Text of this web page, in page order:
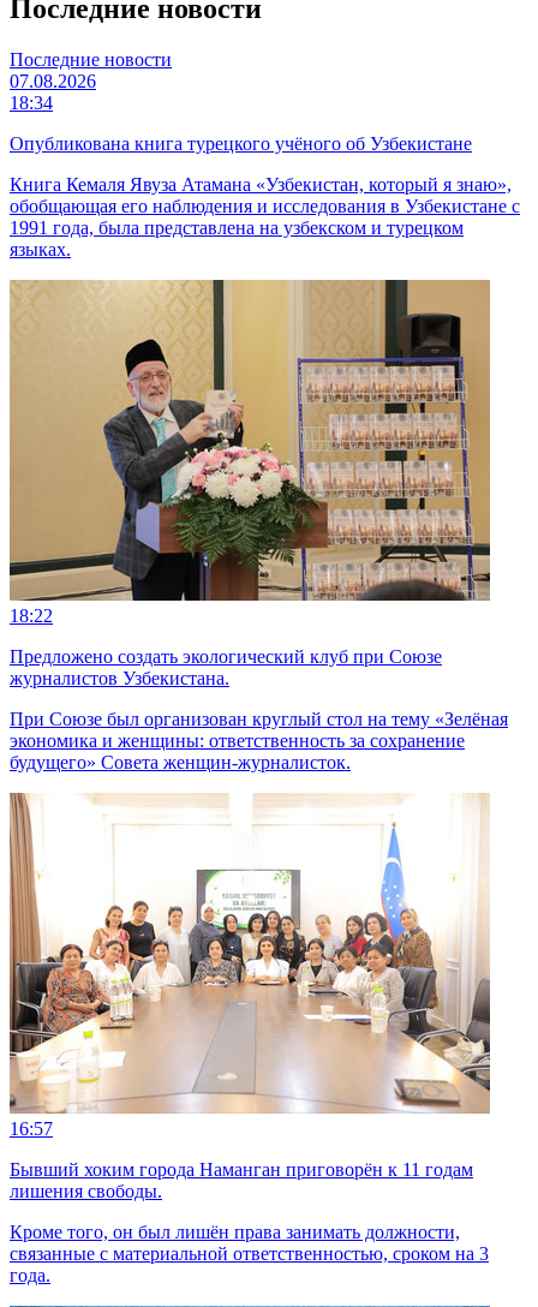
Последние новости
Последние новости
07.08.2026
18:34
Опубликована книга турецкого учёного об Узбекистане
Книга Кемаля Явуза Атамана «Узбекистан, который я знаю»,
обобщающая его наблюдения и исследования в Узбекистане с
1991 года, была представлена на узбекском и турецком
языках.
18:22
Предложено создать экологический клуб при Союзе
журналистов Узбекистана.
При Союзе был организован круглый стол на тему «Зелёная
экономика и женщины: ответственность за сохранение
будущего» Совета женщин-журналисток.
16:57
Бывший хоким города Наманган приговорён к 11 годам
лишения свободы.
Кроме того, он был лишён права занимать должности,
связанные с материальной ответственностью, сроком на 3
года.